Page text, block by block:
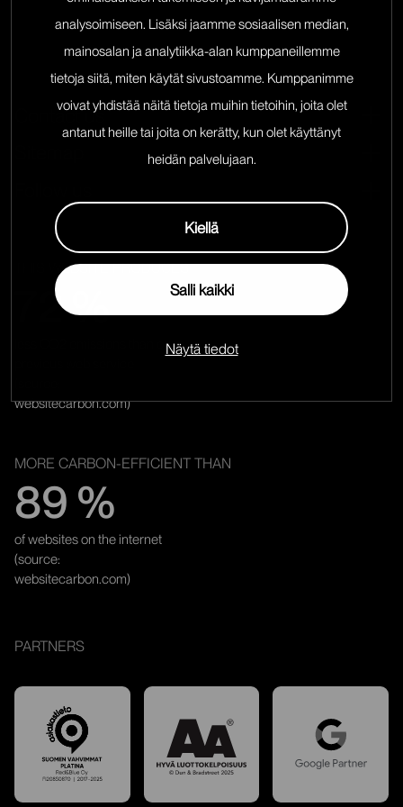
analysoimiseen. Lisäksi jaamme sosiaalisen median,
mainosalan ja analytiikka-alan kumppaneillemme
tietoja siitä, miten käytät sivustoamme. Kumppanimme
voivat yhdistää näitä tietoja muihin tietoihin, joita olet
antanut heille tai joita on kerätty, kun olet käyttänyt
heidän palvelujaan.
Kiellä
Salli kaikki
Näytä tiedot
Contact us
FRIENDLINESS
THIS WEBSITE PRODUCES
72 %
less CO2 emissions than our
websitecarbon.com)
MORE CARBON-EFFICIENT THAN
89 %
of websites on the internet
(source:
websitecarbon.com)
PARTNERS